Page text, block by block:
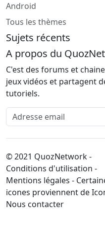
Android
Tous les thèmes
Sujets récents
A propos du
C'est des forums et
jeux vidéos et partagent
tutoriels.
Adresse email
© 2021 QuozNetwork -
Conditions d'utilisation -
Mentions légales -
icones proviennent de
Nous contacter